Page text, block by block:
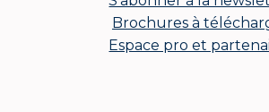
Brochures à
Espace pro et